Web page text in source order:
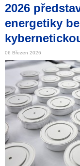
2026
energetiky
06 Březen 2026